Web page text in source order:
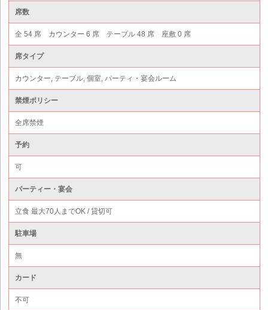
席数
全 54 席 カウンター 6 席 テーブル 48 席 座敷 0 席
席タイプ
カウンター, テーブル, 個室, パーティ・宴会ルーム
禁煙ポリシー
全席禁煙
予約
可
パーティー・宴会
立食 最大70人までOK / 貸切可
駐車場
無
カード
不可